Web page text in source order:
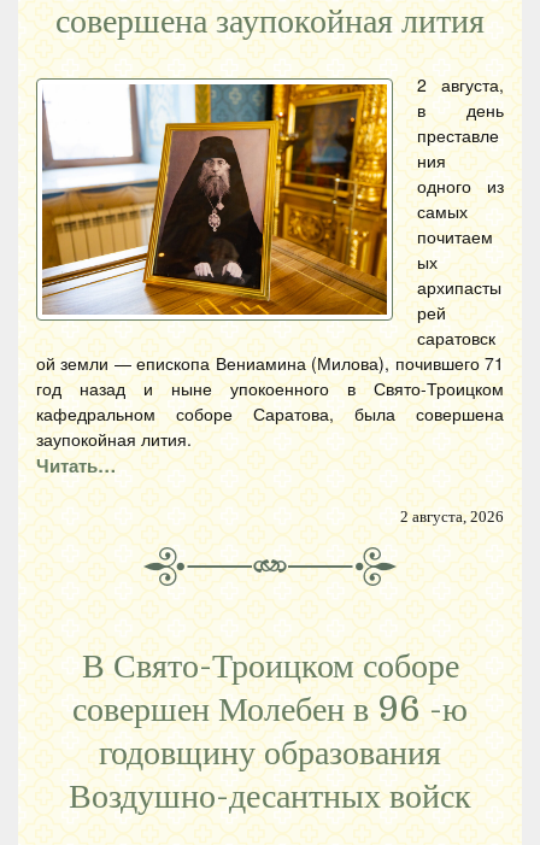
совершена заупокойная лития
2 августа,
в день
преставле
ния
одного из
самых
почитаем
ых
архипасты
рей
саратовск
ой земли — епископа Вениамина (Милова), почившего 71
год назад и ныне упокоенного в Свято-Троицком
кафедральном соборе Саратова, была совершена
заупокойная лития.
Читать…
2 августа, 2026
В Свято-Троицком соборе
совершен Молебен в 96 -ю
годовщину образования
Воздушно-десантных войск